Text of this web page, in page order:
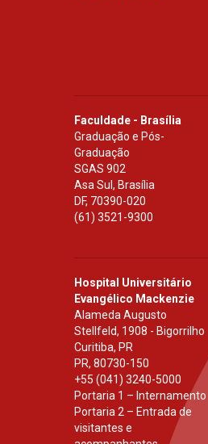
Faculdade - Brasília
Graduação e Pós-
Graduação
SGAS 902
Asa Sul, Brasília
DF, 70390-020
(61) 3521-9300
Hospital Universitário
Evangélico Mackenzie
Alameda Augusto
Stellfeld, 1908 - Bigorrilho
Curitiba, PR
PR, 80730-150
+55 (041) 3240-5000
Portaria 1 – Internamento
Portaria 2 – Entrada de
visitantes e